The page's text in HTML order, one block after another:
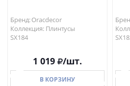
Бренд: Oracdecor
Коллекция: Плинтусы
SX184
1 019 /шт.
В КОРЗИНУ